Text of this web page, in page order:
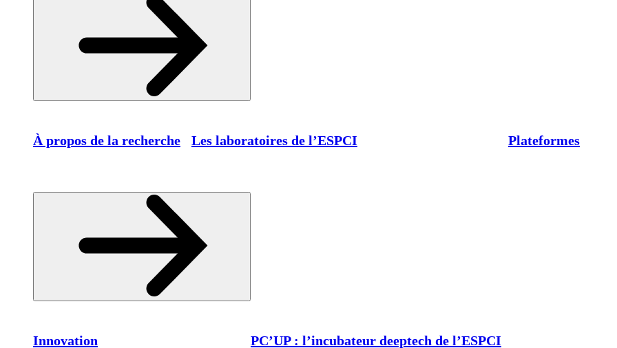
À propos de la recherche Les laboratoires de l’ESPCI Plateformes
Innovation PC’UP : l’incubateur deeptech de l’ESPCI